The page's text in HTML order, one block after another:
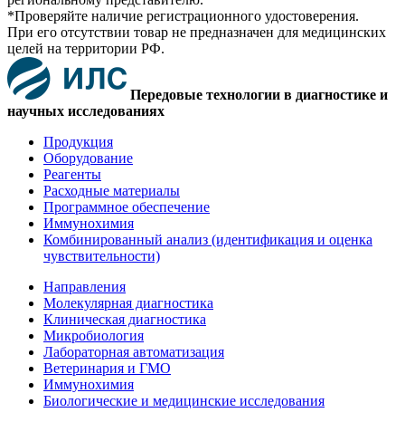
*Проверяйте наличие регистрационного удостоверения.
При его отсутствии товар не предназначен для медицинских
целей на территории РФ.
Передовые технологии в диагностике и
научных исследованиях
Продукция
Оборудование
Реагенты
Расходные материалы
Программное обеспечение
Иммунохимия
Комбинированный анализ (идентификация и оценка
чувствительности)
Направления
Молекулярная диагностика
Клиническая диагностика
Микробиология
Лабораторная автоматизация
Ветеринария и ГМО
Иммунохимия
Биологические и медицинские исследования